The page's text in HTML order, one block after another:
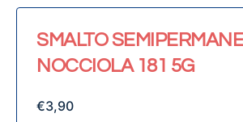
SMALTO
NOCCIOLA 181 5G
€3,90